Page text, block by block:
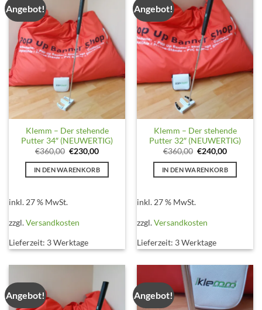
Angebot!
Klemm – Der stehende
Putter 34″ (NEUWERTIG)
€360,00 Ursprünglicher
war:
€360,00
€230,00Aktueller
ist:
€230,00.
IN DEN WARENKORB
inkl. 27 % MwSt.
zzgl.Versandkosten
Lieferzeit: 3 Werktage
Angebot!
Klemm – Der stehende
Putter 32″ (NEUWERTIG)
€360,00 Ursprünglicher
war:
€360,00
€240,00Aktueller
ist:
€240,00.
IN DEN WARENKORB
inkl. 27 % MwSt.
zzgl.Versandkosten
Lieferzeit: 3 Werktage
Angebot! Angebot!